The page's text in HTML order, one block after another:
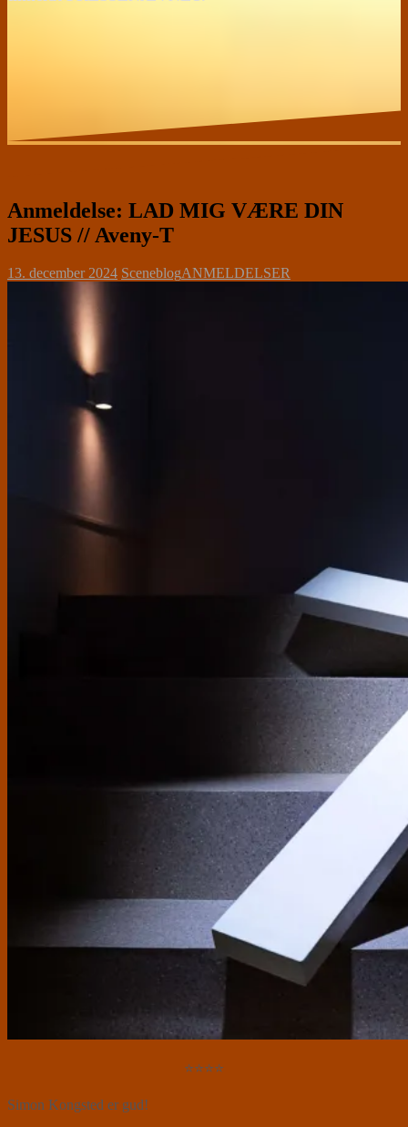
Anmeldelse: LAD MIG VÆRE DIN
JESUS // Aveny-T
13. december 2024 SceneblogANMELDELSER
⭐⭐⭐⭐
Simon Kongsted er gud!